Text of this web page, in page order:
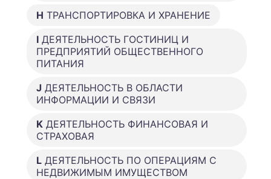
H ТРАНСПОРТИРОВКА И ХРАНЕНИЕ
I ДЕЯТЕЛЬНОСТЬ ГОСТИНИЦ И
ПРЕДПРИЯТИЙ ОБЩЕСТВЕННОГО
ПИТАНИЯ
J ДЕЯТЕЛЬНОСТЬ В ОБЛАСТИ
ИНФОРМАЦИИ И СВЯЗИ
K ДЕЯТЕЛЬНОСТЬ ФИНАНСОВАЯ И
СТРАХОВАЯ
L ДЕЯТЕЛЬНОСТЬ ПО ОПЕРАЦИЯМ С
НЕДВИЖИМЫМ ИМУЩЕСТВОМ